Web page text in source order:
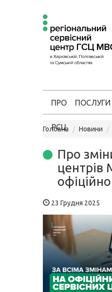
ПРО
РСЦ
ПОСЛУГИ
Головна Новини
Про
центрів
офіційно
23 Грудня 2025